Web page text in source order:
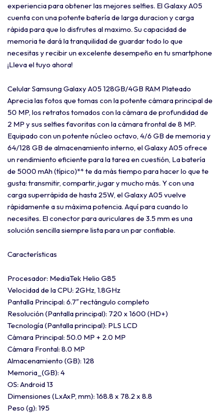
experiencia para obtener las mejores selfies. El Galaxy A05
cuenta con una potente batería de larga duracion y carga
rápida para que lo disfrutes al maximo. Su capacidad de
memoria te dará la tranquilidad de guardar todo lo que
necesitas y recibir un excelente desempeño en tu smartphone
¡Lleva el tuyo ahora!
Celular Samsung Galaxy A05 128GB/4GB RAM Plateado
Aprecia las fotos que tomas con la potente cámara principal de
50 MP, los retratos tomados con la cámara de profundidad de
2 MP y sus selfies favoritas con la cámara frontal de 8 MP.
Equipado con un potente núcleo octavo, 4/6 GB de memoria y
64/128 GB de almacenamiento interno, el Galaxy A05 ofrece
un rendimiento eficiente para la tarea en cuestión, La batería
de 5000 mAh (típico)** te da más tiempo para hacer lo que te
gusta: transmitir, compartir, jugar y mucho más. Y con una
carga superrápida de hasta 25W, el Galaxy A05 vuelve
rápidamente a su máxima potencia. Aquí para cuando lo
necesites. El conector para auriculares de 3.5 mm es una
solución sencilla siempre lista para un par confiable.
Características
Procesador: MediaTek Helio G85
Velocidad de la CPU: 2GHz, 1.8GHz
Pantalla Principal: 6.7″ rectángulo completo
Resolución (Pantalla principal): 720 x 1600 (HD+)
Tecnología (Pantalla principal): PLS LCD
Cámara Principal: 50.0 MP + 2.0 MP
Cámara Frontal: 8.0 MP
Almacenamiento (GB): 128
Memoria_(GB): 4
OS: Android 13
Dimensiones (LxAxP, mm): 168.8 x 78.2 x 8.8
Peso (g): 195